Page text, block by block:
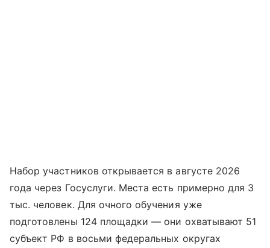
Набор участников открывается в августе 2026
года через Госуслуги. Места есть примерно для 3
тыс. человек. Для очного обучения уже
подготовлены 124 площадки — они охватывают 51
субъект РФ в восьми федеральных округах